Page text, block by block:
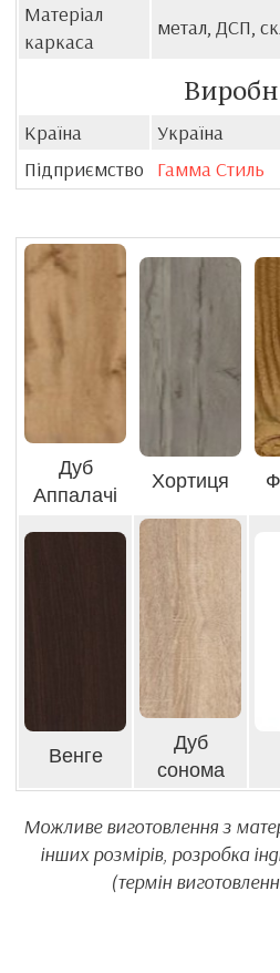
Матеріал
каркаса
метал, ДСП,
Країна
Україна
Підприємство
Гамма Стиль
Дуб
Аппалачі
Хортиця
Венге
Дуб
сонома
Можливе виготовлення з
інших розмірів, розробка
(термін